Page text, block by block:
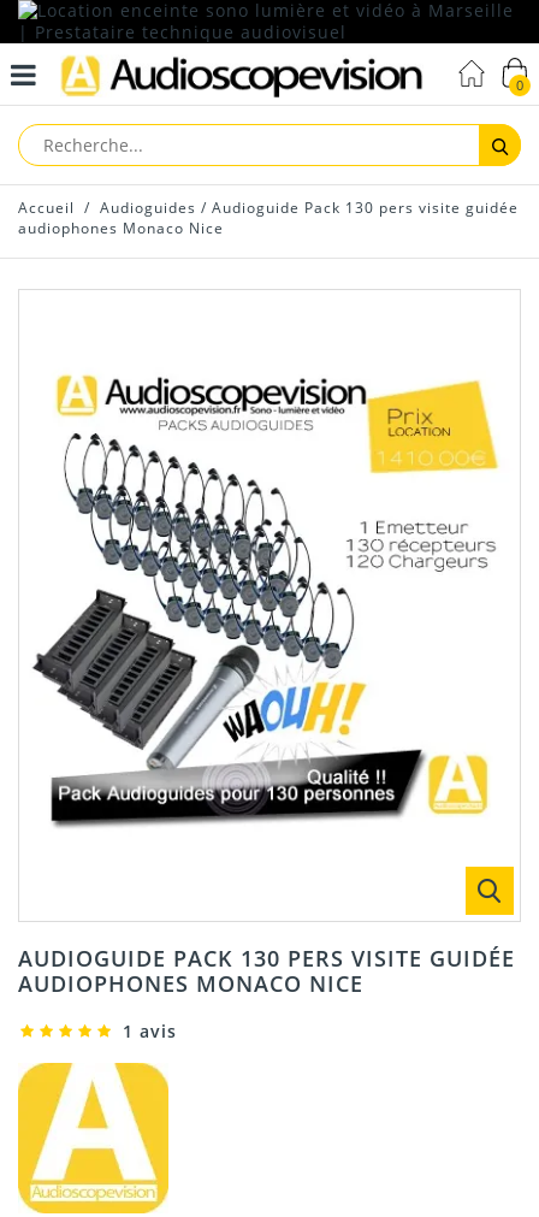
0
Accueil / Audioguides / Audioguide Pack 130 pers visite guidée
audiophones Monaco Nice
AUDIOGUIDE PACK 130 PERS VISITE GUIDÉE
AUDIOPHONES MONACO NICE
1 avis